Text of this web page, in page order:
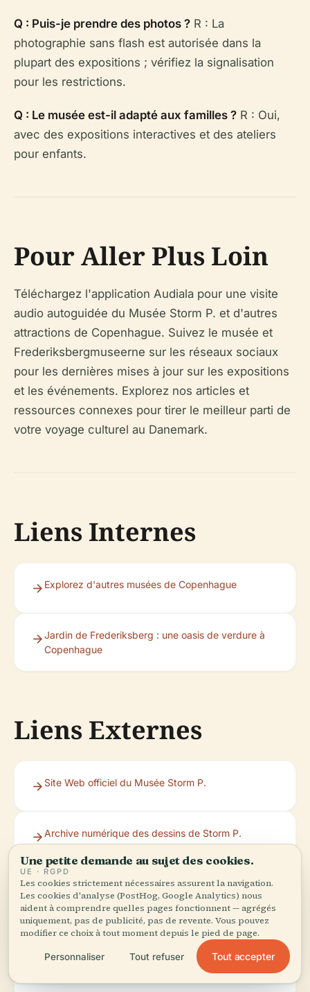
Q : Puis-je prendre des photos ? R : La
photographie sans flash est autorisée dans la
plupart des expositions ; vérifiez la signalisation
pour les restrictions.
Q : Le musée est-il adapté aux familles ? R : Oui,
avec des expositions interactives et des ateliers
pour enfants.
Pour Aller Plus Loin
Téléchargez l'application Audiala pour une visite
audio autoguidée du Musée Storm P. et d'autres
attractions de Copenhague. Suivez le musée et
Frederiksbergmuseerne sur les réseaux sociaux
pour les dernières mises à jour sur les expositions
et les événements. Explorez nos articles et
ressources connexes pour tirer le meilleur parti de
votre voyage culturel au Danemark.
Liens Internes
Explorez d'autres musées de Copenhague
Jardin de Frederiksberg : une oasis de verdure à
Copenhague
Liens Externes
Site Web officiel du Musée Storm P.
Archive numérique des dessins de Storm P.
Portails du
patrimoine
culturel danois
KID et MUSSAM
,
(
https://www.kulturarv.dk/mussam
Informations sur les billets du Musée Storm P.
Une petite demande au sujet des cookies.
UE · RGPD
Les cookies strictement nécessaires assurent la navigation.
Les cookies d'analyse (PostHog, Google Analytics) nous
aident à comprendre quelles pages fonctionnent — agrégés
uniquement, pas de publicité, pas de revente. Vous pouvez
modifier ce choix à tout moment depuis le pied de page.
Personnaliser Tout refuser Tout accepter